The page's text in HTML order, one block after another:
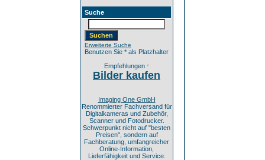
Suche
Erweiterte Suche
Benutzen Sie * als Platzhalter
Empfehlungen *
Bilder kaufen
Imaging One GmbH
Renommierter Fachversand für
Digitalkameras und Zubehör,
Scanner und Fotodrucker.
Schwerpunkt nicht auf "besten
Preisen", sondern auf
Fachberatung, umfangreicher
Online-Information,
Lieferfähigkeit und Service.